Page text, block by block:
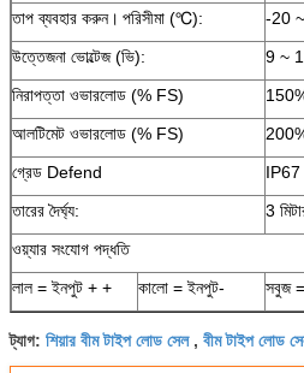
তাপ ব্যবহার করুন। পরিসীমা (℃):
-20
উত্তেজনা ভোল্টেজ (ভি):
9 ~
নিরাপত্তা ওভারলোড (% FS)
আলটিমেট ওভারলোড (% FS)
গ্রেড Defend
IP67
তারের দৈর্ঘ্য:
3
ওয়্যার সংযোগ পদ্ধতি
লাল = ইনপুট + +
কালো = ইনপুট- সবুজ
ট্যাগ: শিয়ার বীম টাইপ লোড সেল, বীম টাইপ লোড